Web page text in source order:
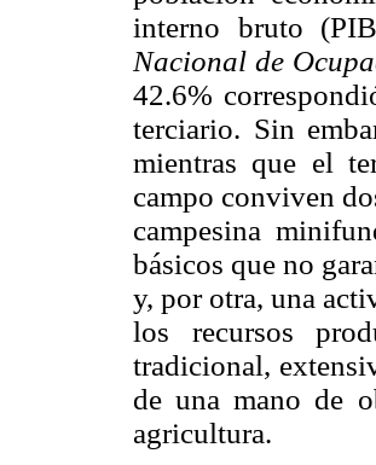
interno bruto
Nacional de
42.6%
terciario. Sin
mientras que el
campo conviven
campesina
básicos que no
y, por otra, una
los recursos
tradicional,
de una mano de
agricultura.